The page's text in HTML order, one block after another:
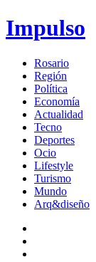
Impulso
Rosario
Región
Política
Economía
Actualidad
Tecno
Deportes
Ocio
Lifestyle
Turismo
Mundo
Arq&diseño